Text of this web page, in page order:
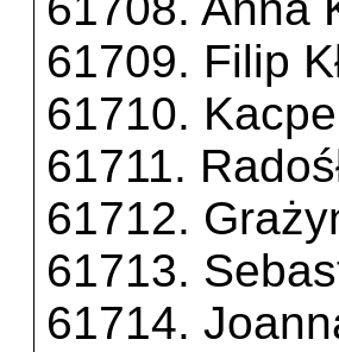
61709. Filip
61710.
61711.
61712.
61713.
61714.